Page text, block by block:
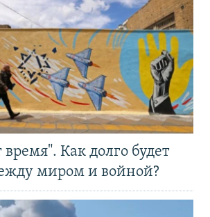
Как долго будет
миром и войной?